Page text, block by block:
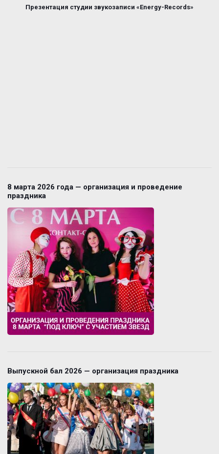
Презентация студии звукозаписи «Energy-Records»
8 марта 2026 года — организация и проведение
праздника
Выпускной бал 2026 — организация праздника